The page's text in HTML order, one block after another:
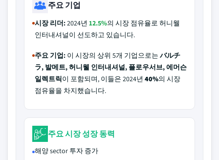
주요 기업
시장 리더:2024년 12.5%의 시장 점유율로 허니웰
인터내셔널이 선도하고 있습니다.
주요 기업: 이 시장의 상위 5개 기업으로는 バルチ
ラ, 발메트, 허니웰 인터내셔널, 플로우서브, 에머슨
일렉트릭이 포함되며, 이들은 2024년 40%의 시장
점유율을 차지했습니다.
주요 시장 성장 동력
해양 sector 투자 증가